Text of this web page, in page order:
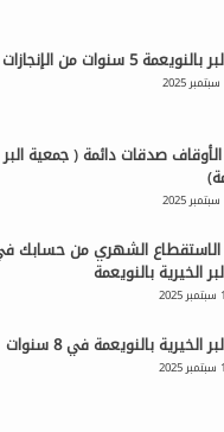
5 سنوات من الإنجازات
صدقات دائمة ( جمعية البر
الشهري من حسابك في
الخيرية بالنويعمة
الخيرية بالنويعمة في 8 سنوات